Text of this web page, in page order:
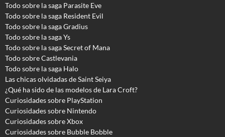
Todo sobre la saga Parasite Eve
Todo sobre la saga Resident Evil
Todo sobre la saga Gradius
Todo sobre la saga Ys
Todo sobre la saga Secret of Mana
Todo sobre Castlevania
Todo sobre la saga Halo
Las chicas olvidadas de Saint Seiya
¿Qué ha sido de las modelos de Lara Croft?
Curiosidades sobre PlayStation
Curiosidades sobre Nintendo
Curiosidades sobre Xbox
Curiosidades sobre Bubble Bobble